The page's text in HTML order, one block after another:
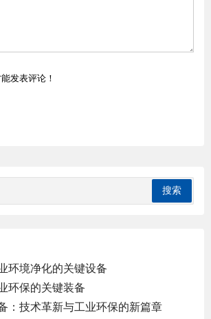
发表评论！
环境净化的关键设备
环保的关键装备
：技术革新与工业环保的新篇章